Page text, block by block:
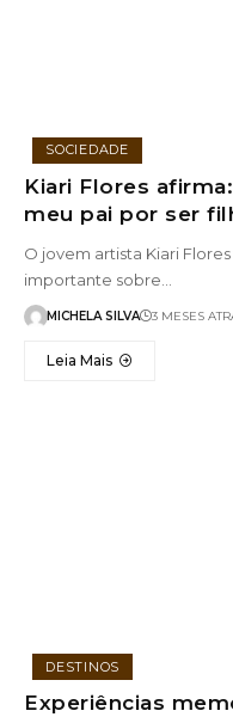
SOCIEDADE
Kiari Flores
meu pai por ser
O jovem artista Kiari
importante sobre…
MICHELA SILVA 3 MESES
Leia Mais
DESTINOS
Experiências